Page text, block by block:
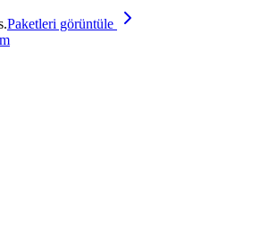
Paketleri görüntüle